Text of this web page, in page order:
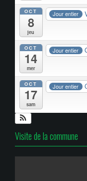
OCT
8
jeu
Jour entier
OCT
14
mer
Jour entier
OCT
17
sam
Jour entier
Visite de la commune